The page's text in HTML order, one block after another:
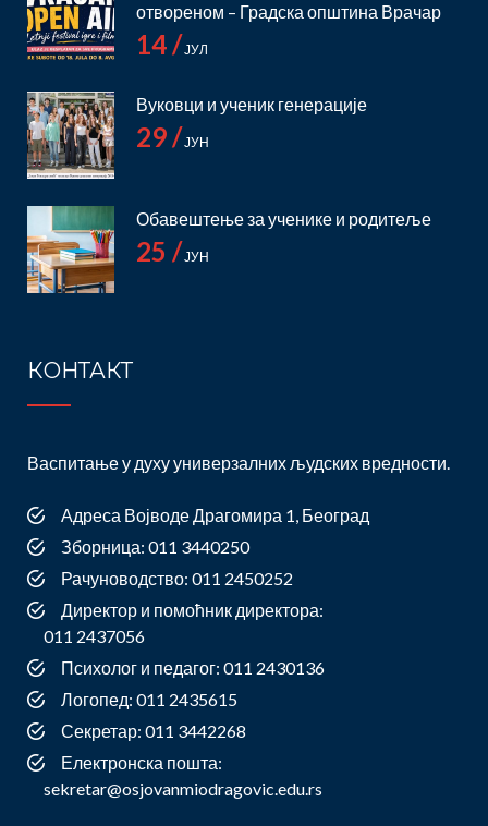
отвореном – Градска општина Врачар
14 /ЈУЛ
Вуковци и ученик генерације
29 /ЈУН
Обавештење за ученике и родитеље
25 /ЈУН
КОНТАКТ
Васпитање у духу универзалних људских вредности.
Адреса Војводе Драгомира 1, Београд
Зборница: 011 3440250
Рачуноводство: 011 2450252
Директор и помоћник директора:
011 2437056
Психолог и педагог: 011 2430136
Логопед: 011 2435615
Секретар: 011 3442268
Електронска пошта:
sekretar@osjovanmiodragovic.edu.rs